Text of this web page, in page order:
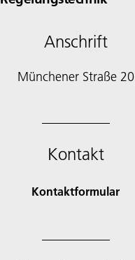
Anschrift
Münchener Straße 20
Kontakt
Kontaktformular